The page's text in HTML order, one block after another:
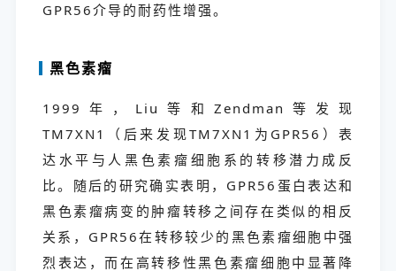
GPR56介导的耐药性增强。
黑色素瘤
1999年，Liu等和Zendman等发现
TM7XN1（后来发现TM7XN1为GPR56）表
达水平与人黑色素瘤细胞系的转移潜力成反
比。随后的研究确实表明，GPR56蛋白表达和
黑色素瘤病变的肿瘤转移之间存在类似的相反
关系，GPR56在转移较少的黑色素瘤细胞中强
烈表达，而在高转移性黑色素瘤细胞中显著降